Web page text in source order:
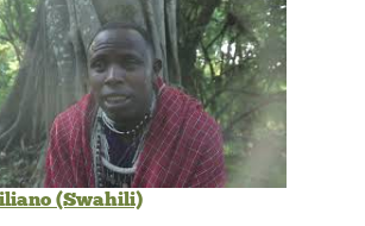
(Swahili)